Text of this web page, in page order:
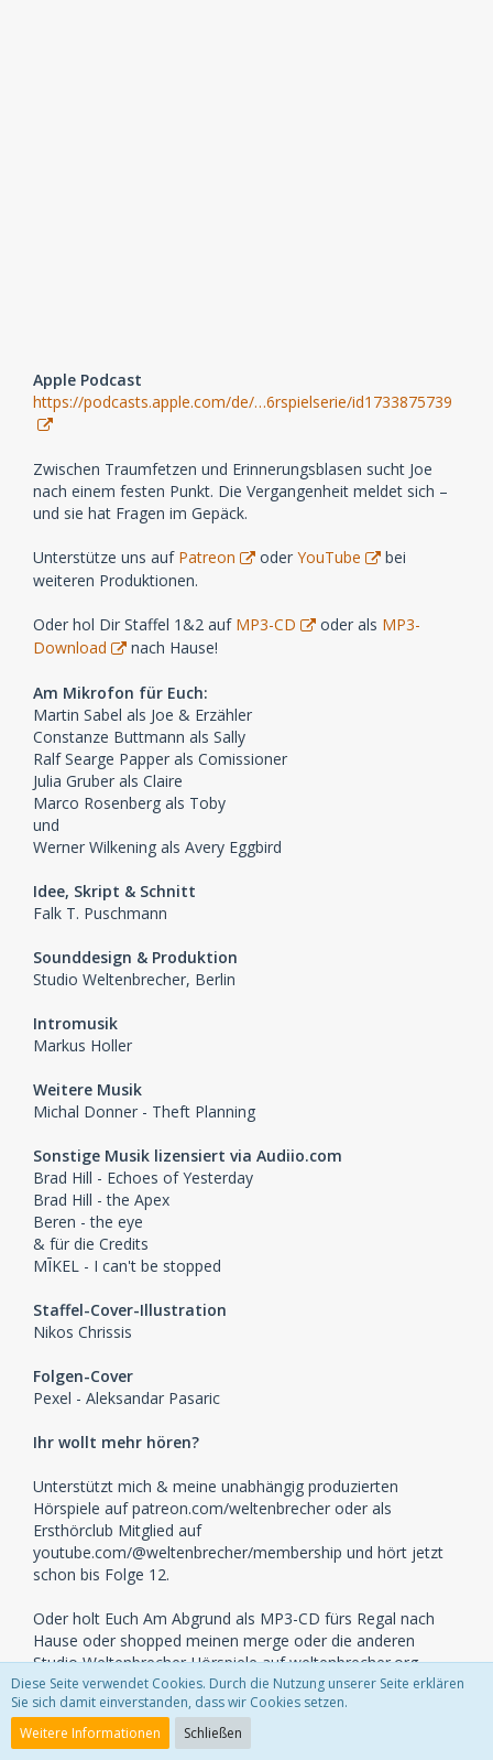
Apple Podcast
https://podcasts.apple.com/de/…6rspielserie/id1733875739
Zwischen Traumfetzen und Erinnerungsblasen sucht Joe
nach einem festen Punkt. Die Vergangenheit meldet sich –
und sie hat Fragen im Gepäck.
Unterstütze uns auf Patreon oder YouTube
bei
weiteren Produktionen.
Oder hol Dir Staffel 1&2 auf MP3-CD oder als MP3-
Download
nach Hause!
Am Mikrofon für Euch:
Martin Sabel als Joe & Erzähler
Constanze Buttmann als Sally
Ralf Searge Papper als Comissioner
Julia Gruber als Claire
Marco Rosenberg als Toby
und
Werner Wilkening als Avery Eggbird
Idee, Skript & Schnitt
Falk T. Puschmann
Sounddesign & Produktion
Studio Weltenbrecher, Berlin
Intromusik
Markus Holler
Weitere Musik
Michal Donner - Theft Planning
Sonstige Musik lizensiert via Audiio.com
Brad Hill - Echoes of Yesterday
Brad Hill - the Apex
Beren - the eye
& für die Credits
MĪKEL - I can't be stopped
Staffel-Cover-Illustration
Nikos Chrissis
Folgen-Cover
Pexel - Aleksandar Pasaric
Ihr wollt mehr hören?
Unterstützt mich & meine unabhängig produzierten
Hörspiele auf patreon.com/weltenbrecher oder als
Ersthörclub Mitglied auf
youtube.com/@weltenbrecher/membership und hört jetzt
schon bis Folge 12.
Oder holt Euch Am Abgrund als MP3-CD fürs Regal nach
Hause oder shopped meinen merge oder die anderen
Studio Weltenbrecher Hörspiele auf weltenbrecher.org.
Der Podcast gefällt Euch? Eine positive Bewertung auf
einem Podcastportal Eurer Wahl hilft immens und nicht
vergessen, sharing is caring!
Diese Seite verwendet Cookies. Durch die Nutzung unserer Seite erklären
Sie sich damit einverstanden, dass wir Cookies setzen.
Weitere Informationen
Schließen